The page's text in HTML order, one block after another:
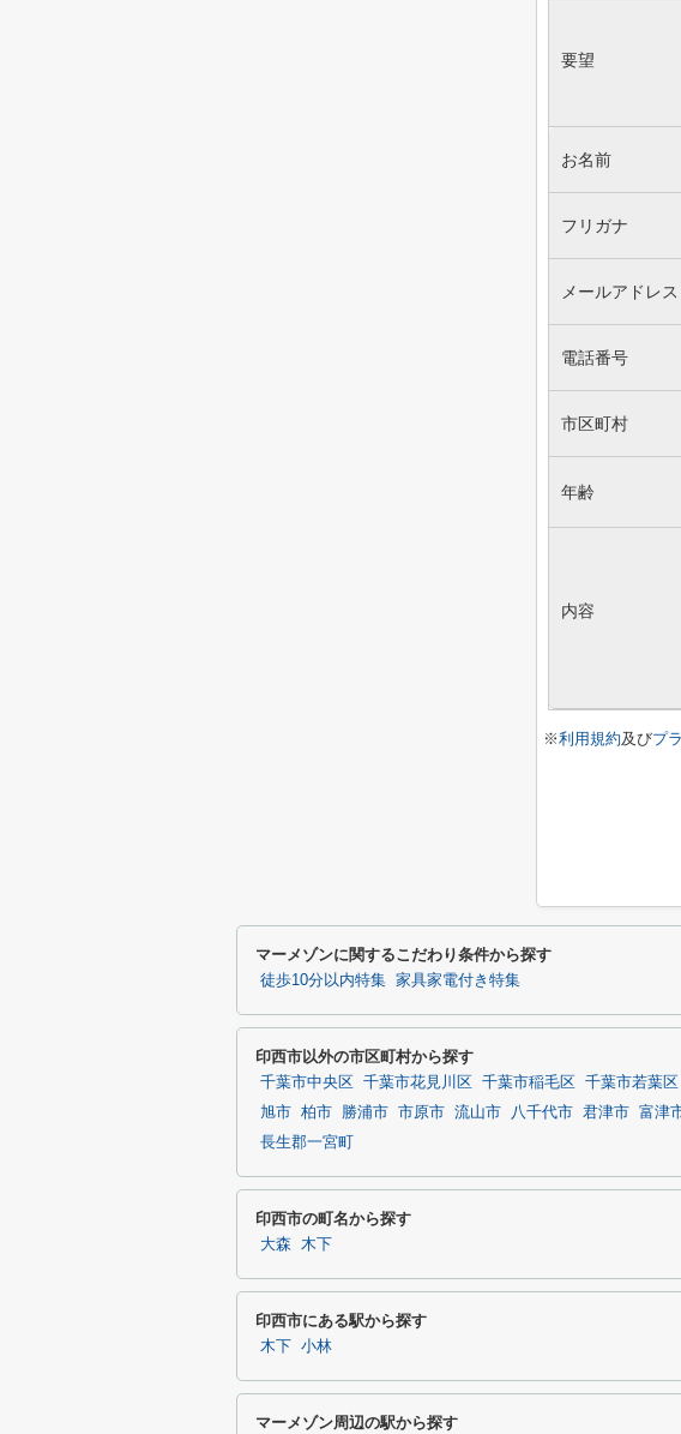
要望
お名前
フリガナ
メールアドレス
電話番号
市区町村
年齢
内容
※利用規約及びプ
マーメゾンに関するこだわり条件から探す
徒歩10分以内特集 家具家電付き特集
印西市以外の市区町村から探す
千葉市中央区 千葉市花見川区 千葉市稲毛区 千葉市若葉区
旭市 柏市 勝浦市 市原市 流山市 八千代市 君津市 富津
長生郡一宮町
印西市の町名から探す
大森 木下
印西市にある駅から探す
木下 小林
マーメゾン周辺の駅から探す